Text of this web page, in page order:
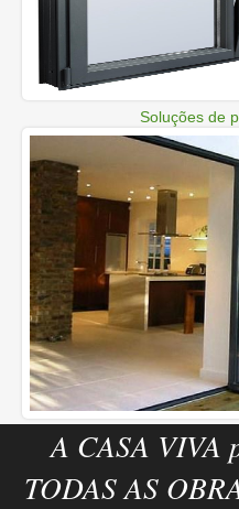
Soluções de
A CASA VIVA
TODAS AS